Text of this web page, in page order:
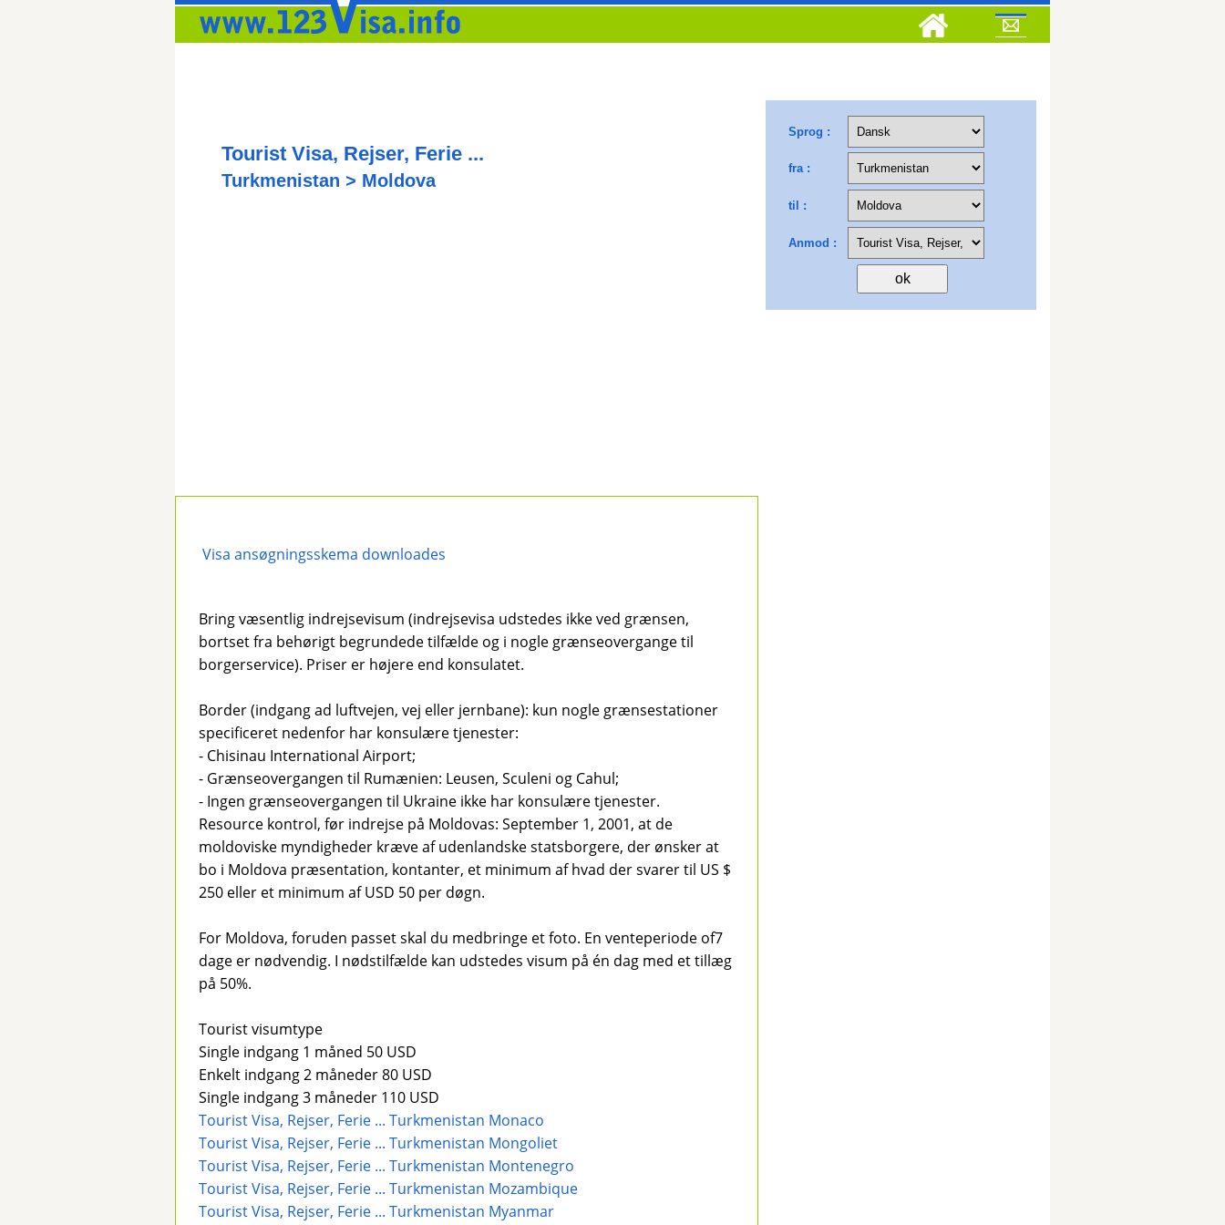
Tourist Visa, Rejser, Ferie ...
Turkmenistan > Moldova
Visa ansøgningsskema downloades
Bring væsentlig indrejsevisum (indrejsevisa udstedes ikke ved grænsen,
bortset fra behørigt begrundede tilfælde og i nogle grænseovergange til
borgerservice). Priser er højere end konsulatet.
Border (indgang ad luftvejen, vej eller jernbane): kun nogle grænsestationer
specificeret nedenfor har konsulære tjenester:
- Chisinau International Airport;
- Grænseovergangen til Rumænien: Leusen, Sculeni og Cahul;
- Ingen grænseovergangen til Ukraine ikke har konsulære tjenester.
Resource kontrol, før indrejse på Moldovas: September 1, 2001, at de
moldoviske myndigheder kræve af udenlandske statsborgere, der ønsker at
bo i Moldova præsentation, kontanter, et minimum af hvad der svarer til US $
250 eller et minimum af USD 50 per døgn.
For Moldova, foruden passet skal du medbringe et foto. En venteperiode of7
dage er nødvendig. I nødstilfælde kan udstedes visum på én dag med et tillæg
på 50%.
Tourist visumtype
Single indgang 1 måned 50 USD
Enkelt indgang 2 måneder 80 USD
Single indgang 3 måneder 110 USD
Tourist Visa, Rejser, Ferie ... Turkmenistan Monaco
Tourist Visa, Rejser, Ferie ... Turkmenistan Mongoliet
Tourist Visa, Rejser, Ferie ... Turkmenistan Montenegro
Tourist Visa, Rejser, Ferie ... Turkmenistan Mozambique
Tourist Visa, Rejser, Ferie ... Turkmenistan Myanmar